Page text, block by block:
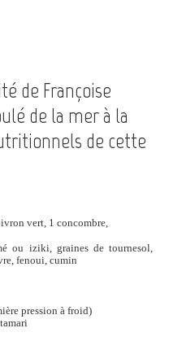
de Françoise
de la mer à la
de cette
vert, 1 concombre,
ou iziki, graines de tournesol,
fenoui, cumin
pression à froid)